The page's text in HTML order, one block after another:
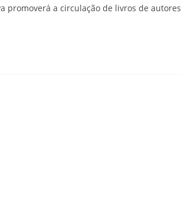
promoverá a circulação de livros de autores